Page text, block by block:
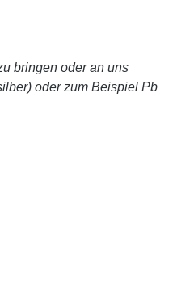
bringen oder an uns
oder zum Beispiel Pb